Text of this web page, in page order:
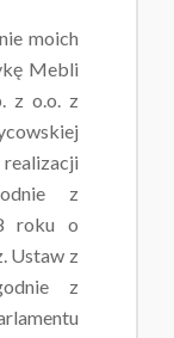
moich
Mebli
z o.o. z
z
roku o
Ustaw z
z